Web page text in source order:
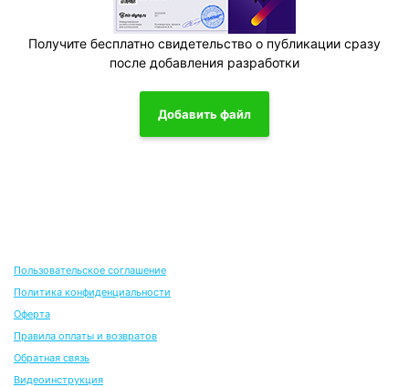
Получите бесплатно свидетельство о публикации сразу
после добавления разработки
Добавить файл
Пользовательское соглашение
Политика конфиденциальности
Оферта
Правила оплаты и возвратов
Обратная связь
Видеоинструкция